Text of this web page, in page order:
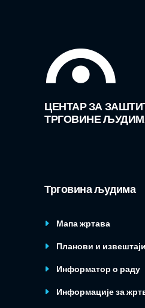
ЦЕНТАР ЗА
ТРГОВИНЕ
Трговина људима
Мапа жртава
Планови и
Информатор о раду
Информације за